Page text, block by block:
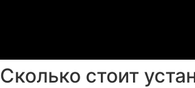
Сколько стоит